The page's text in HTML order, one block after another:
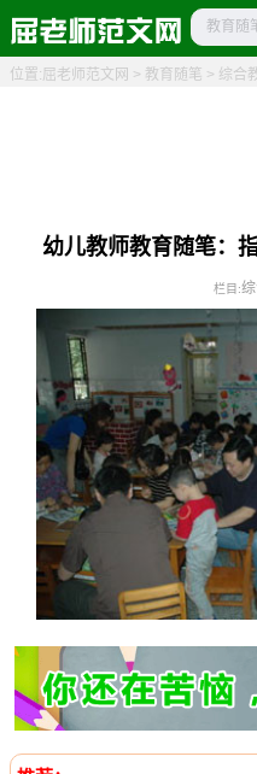
教育随
位置: 屈老师范文网 > 教育随笔 > 综合
幼儿教师教育随笔：
栏目: